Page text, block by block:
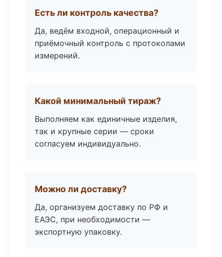
Есть ли контроль качества?
Да, ведём входной, операционный и
приёмочный контроль с протоколами
измерений.
Какой минимальный тираж?
Выполняем как единичные изделия,
так и крупные серии — сроки
согласуем индивидуально.
Можно ли доставку?
Да, организуем доставку по РФ и
ЕАЭС, при необходимости —
экспортную упаковку.